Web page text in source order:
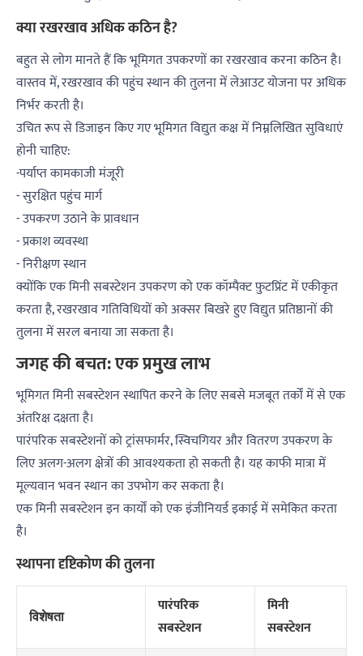
क्या रखरखाव अधिक कठिन है?
बहुत से लोग मानते हैं कि भूमिगत उपकरणों का रखरखाव करना कठिन है।
वास्तव में, रखरखाव की पहुंच स्थान की तुलना में लेआउट योजना पर अधिक
निर्भर करती है।
उचित रूप से डिजाइन किए गए भूमिगत विद्युत कक्ष में निम्नलिखित सुविधाएं
होनी चाहिए:
-पर्याप्त कामकाजी मंजूरी
- सुरक्षित पहुंच मार्ग
- उपकरण उठाने के प्रावधान
- प्रकाश व्यवस्था
- निरीक्षण स्थान
क्योंकि एक मिनी सबस्टेशन उपकरण को एक कॉम्पैक्ट फ़ुटप्रिंट में एकीकृत
करता है, रखरखाव गतिविधियों को अक्सर बिखरे हुए विद्युत प्रतिष्ठानों की
तुलना में सरल बनाया जा सकता है।
जगह की बचत: एक प्रमुख लाभ
भूमिगत मिनी सबस्टेशन स्थापित करने के लिए सबसे मजबूत तर्कों में से एक
अंतरिक्ष दक्षता है।
पारंपरिक सबस्टेशनों को ट्रांसफार्मर, स्विचगियर और वितरण उपकरण के
लिए अलग-अलग क्षेत्रों की आवश्यकता हो सकती है। यह काफी मात्रा में
मूल्यवान भवन स्थान का उपभोग कर सकता है।
एक मिनी सबस्टेशन इन कार्यों को एक इंजीनियर्ड इकाई में समेकित करता
है।
स्थापना दृष्टिकोण की तुलना
विशेषता
पारंपरिक
सबस्टेशन
मिनी
सबस्टेशन